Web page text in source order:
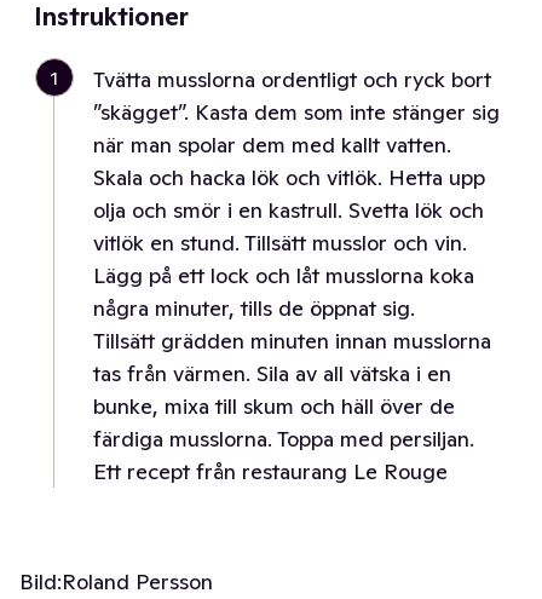
Instruktioner
1
Tvätta musslorna ordentligt och ryck bort
”skägget”. Kasta dem som inte stänger sig
när man spolar dem med kallt vatten.
Skala och hacka lök och vitlök. Hetta upp
olja och smör i en kastrull. Svetta lök och
vitlök en stund. Tillsätt musslor och vin.
Lägg på ett lock och låt musslorna koka
några minuter, tills de öppnat sig.
Tillsätt grädden minuten innan musslorna
tas från värmen. Sila av all vätska i en
bunke, mixa till skum och häll över de
färdiga musslorna. Toppa med persiljan.
Ett recept från restaurang Le Rouge
Bild:Roland Persson